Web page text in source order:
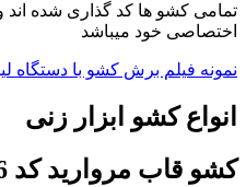
تمامی کشو ها کد گذاری شده
اختصاصی خود میباشد
نمونه فیلم برش کشو با دستگاه
انواع کشو ابزار زنی
کشو قاب مروارید کد 356